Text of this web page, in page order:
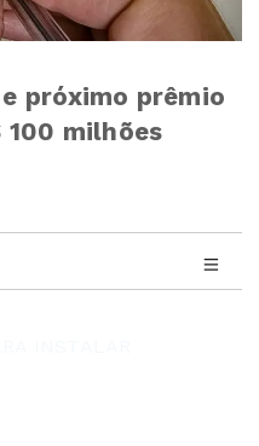
próximo prêmio
100 milhões